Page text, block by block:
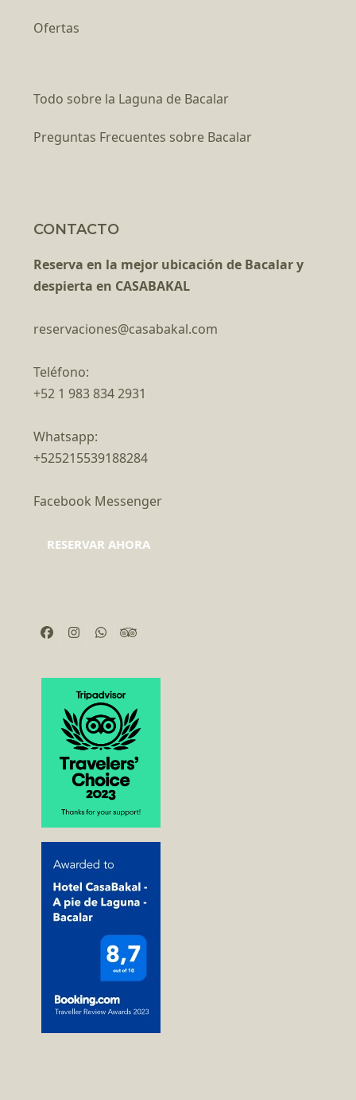
Ofertas
Todo sobre la Laguna de Bacalar
Preguntas Frecuentes sobre Bacalar
CONTACTO
Reserva en la mejor ubicación de Bacalar y
despierta en CASABAKAL
reservaciones@casabakal.com
Teléfono:
+52 1 983 834 2931
Whatsapp:
+525215539188284
Facebook Messenger
RESERVAR AHORA
Facebook
Instagram
WhatsappTripadvisor